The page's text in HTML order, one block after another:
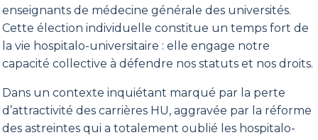
enseignants de médecine générale des universités.
Cette élection individuelle constitue un temps fort de
la vie hospitalo-universitaire : elle engage notre
capacité collective à défendre nos statuts et nos droits.
Dans un contexte inquiétant marqué par la perte
d’attractivité des carrières HU, aggravée par la réforme
des astreintes qui a totalement oublié les hospitalo-